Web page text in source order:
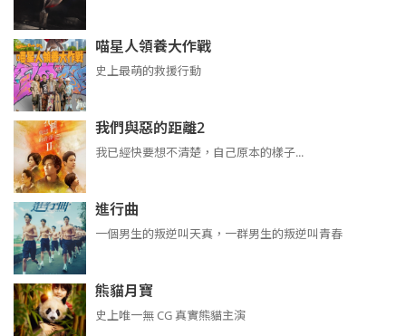
喵星人領養大作戰
史上最萌的救援行動
我們與惡的距離2
我已經快要想不清楚，自己原本的樣子...
進行曲
​​​一個男生的叛逆叫天真，一群男生的叛逆叫青春
熊貓月寶
史上唯一無 CG 真實熊貓主演